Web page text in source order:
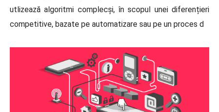
utlizează algoritmi complecși, în scopul unei diferențieri
competitive, bazate pe automatizare sau pe un proces d